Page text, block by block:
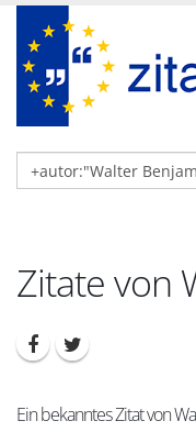
Zitate von
Ein bekanntes Zitat von